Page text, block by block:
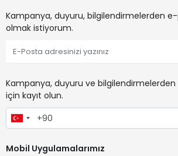
Kampanya, duyuru, bilgilendirmelerden
olmak istiyorum.
Kampanya, duyuru ve
için kayıt olun.
Mobil Uygulamalarımız